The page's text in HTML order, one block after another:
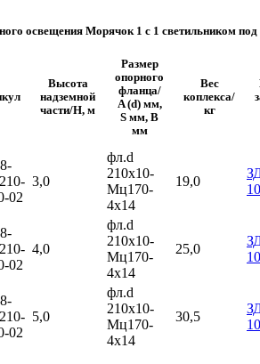
освещения Морячок 1 с 1 светильником
Высота
надземной
части/H, м
Размер
опорного
фланца/
A (d) мм,
S мм, B
мм
Вес
коплекса/
кг
02
3,0
фл.d
210х10-
Мц170-
4х14
19,0
02
4,0
фл.d
210х10-
Мц170-
4х14
25,0
02
5,0
фл.d
210х10-
Мц170-
4х14
30,5